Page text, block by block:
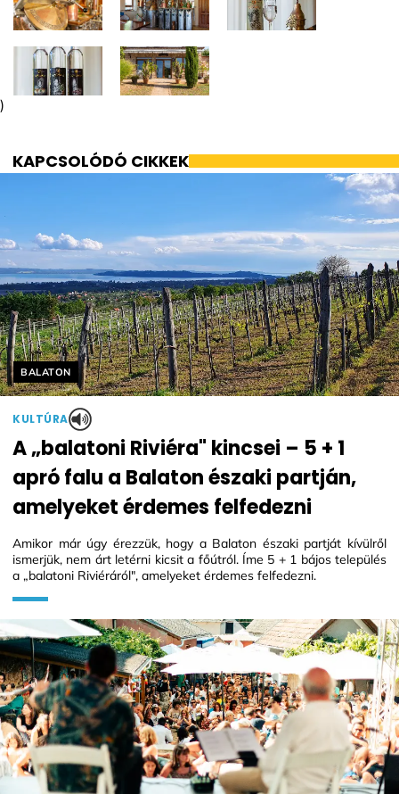
)
KAPCSOLÓDÓ CIKKEK
Helyszín címkék:
BALATON
KULTÚRA
A „balatoni Riviéra" kincsei – 5 + 1
apró falu a Balaton északi partján,
amelyeket érdemes felfedezni
Amikor már úgy érezzük, hogy a Balaton északi partját kívülről
ismerjük, nem árt letérni kicsit a főútról. Íme 5 + 1 bájos település
a „balatoni Riviéráról", amelyeket érdemes felfedezni.